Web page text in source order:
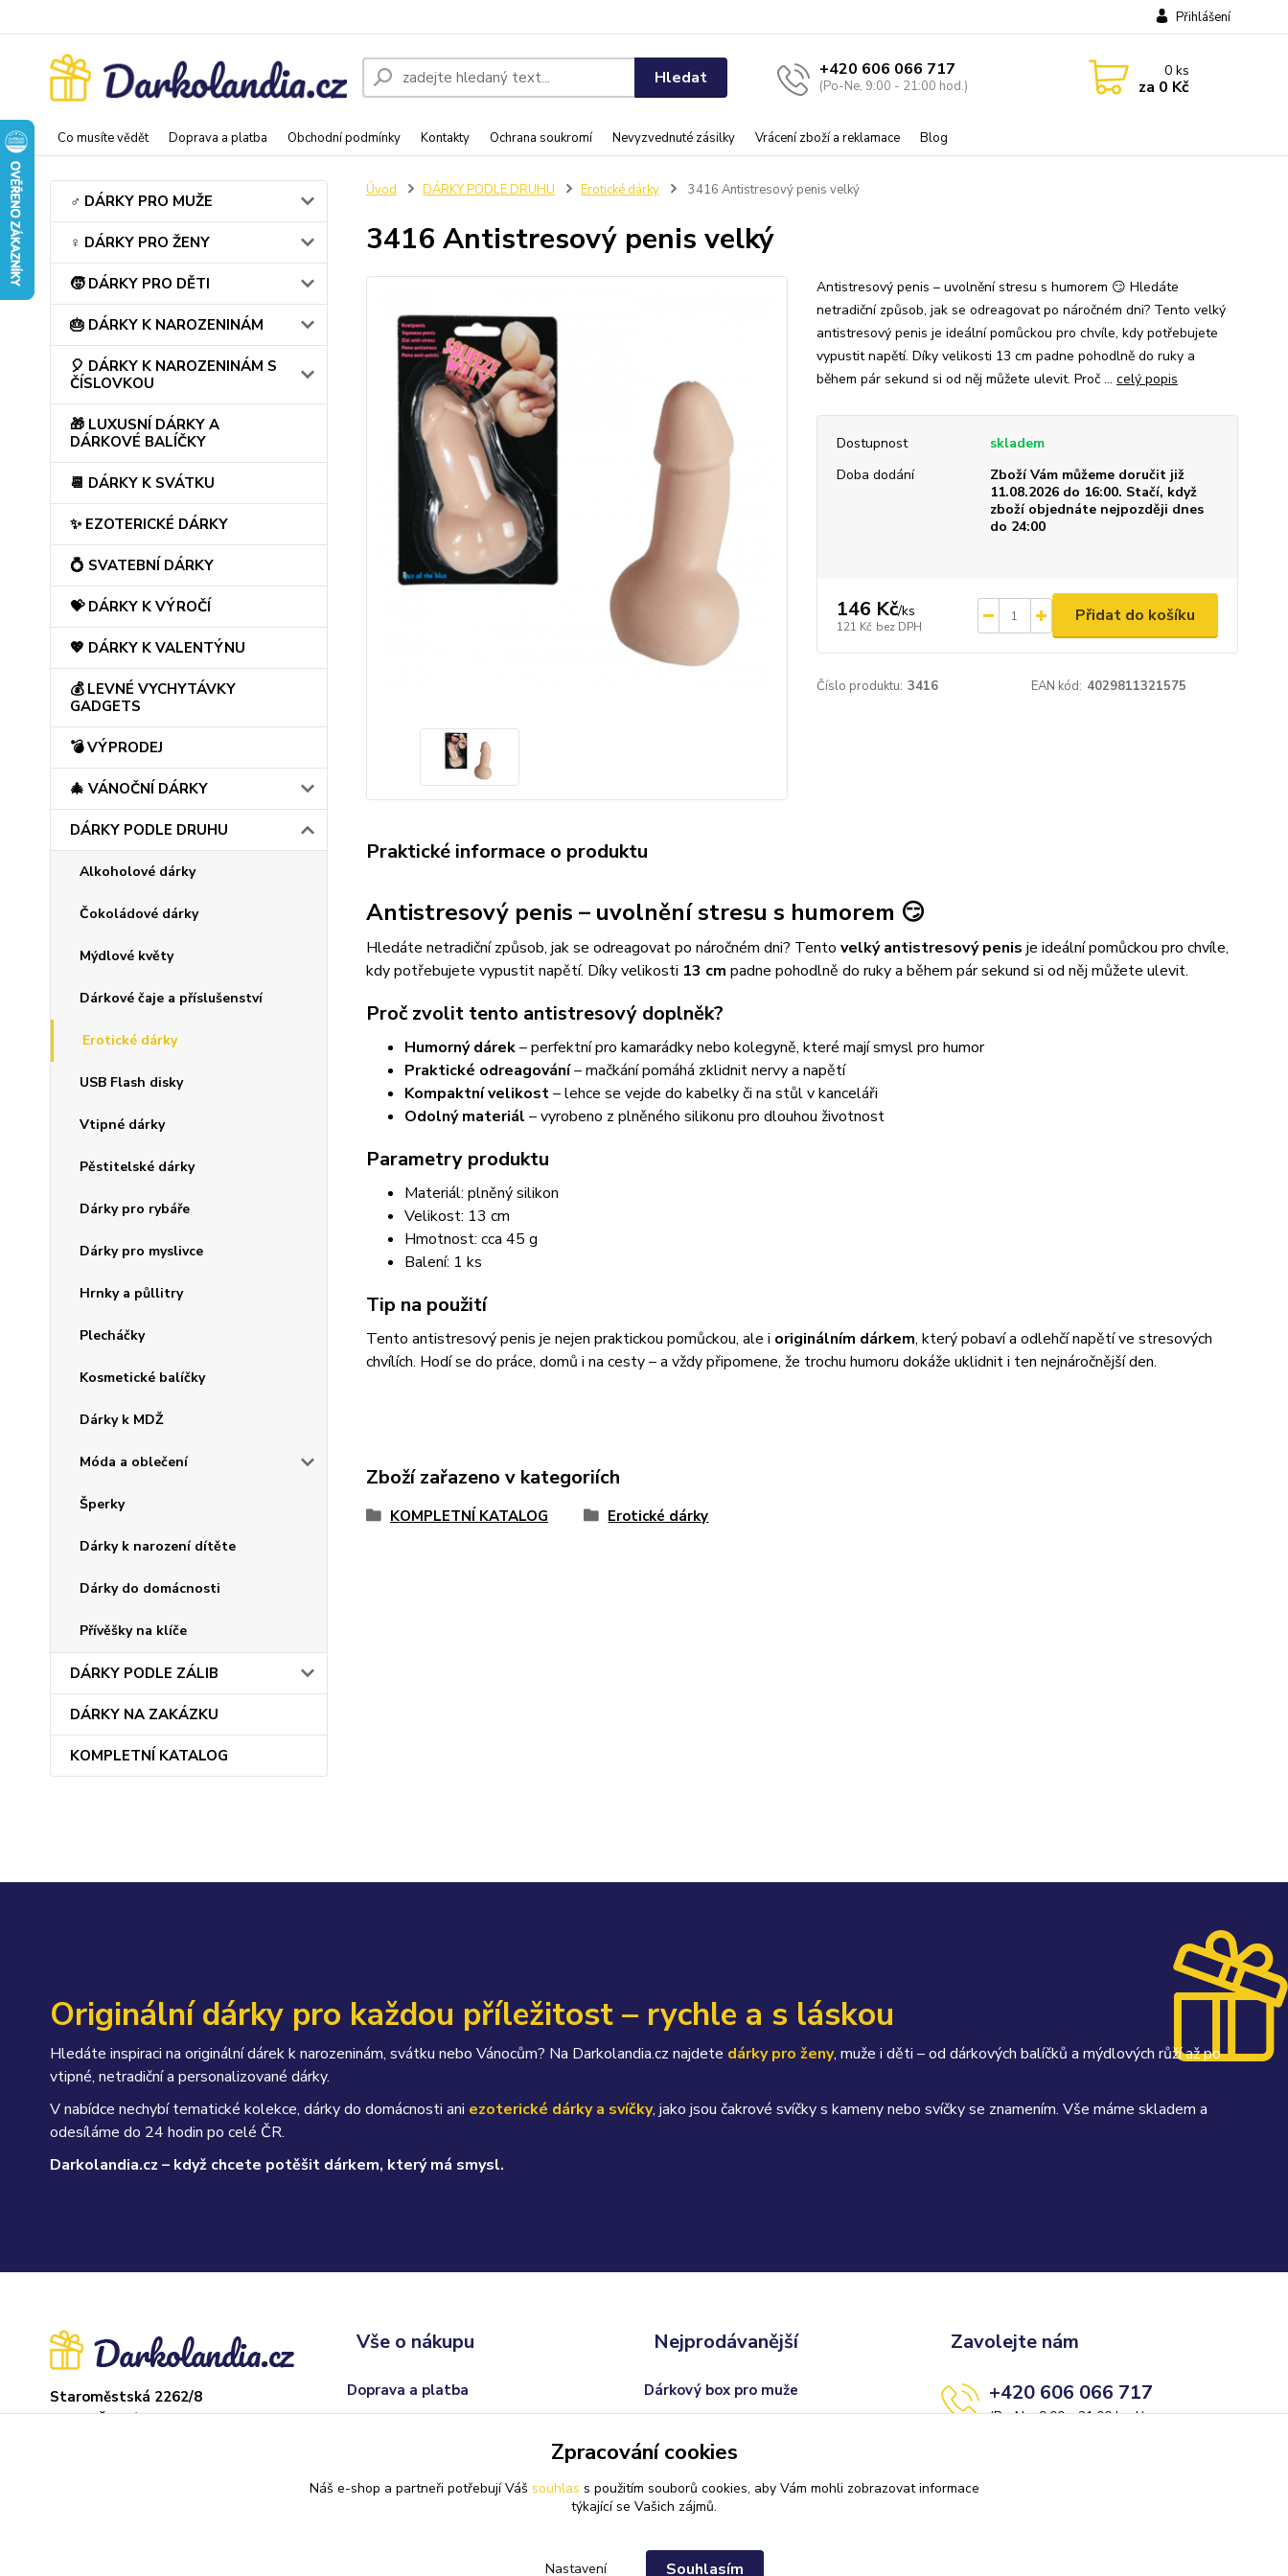
Co musíte vědět Doprava a platba Obchodní podmínky Kontakty Ochrana soukromí Nevyzvednuté zásilky Vrácení zboží a reklamace Blog
Přihlášení
Hledat +420 606 066 717
(Po-Ne, 9:00 - 21:00 hod.)
0ks
za 0 Kč
♂️ DÁRKY PRO MUŽE
♀️ DÁRKY PRO ŽENY
🧒 DÁRKY PRO DĚTI
🎂 DÁRKY K NAROZENINÁM
🎈 DÁRKY K NAROZENINÁM S
ČÍSLOVKOU
🎁 LUXUSNÍ DÁRKY A
DÁRKOVÉ BALÍČKY
📆 DÁRKY K SVÁTKU
✨ EZOTERICKÉ DÁRKY
💍 SVATEBNÍ DÁRKY
💝 DÁRKY K VÝROČÍ
💖 DÁRKY K VALENTÝNU
💰 LEVNÉ VYCHYTÁVKY
GADGETS
💣 VÝPRODEJ
🎄 VÁNOČNÍ DÁRKY
DÁRKY PODLE DRUHU
Alkoholové dárky
Čokoládové dárky
Mýdlové květy
Dárkové čaje a příslušenství
Erotické dárky
USB Flash disky
Vtipné dárky
Pěstitelské dárky
Dárky pro rybáře
Dárky pro myslivce
Hrnky a půllitry
Plecháčky
Kosmetické balíčky
Dárky k MDŽ
Móda a oblečení
Šperky
Dárky k narození dítěte
Dárky do domácnosti
Přívěšky na klíče
DÁRKY PODLE ZÁLIB
DÁRKY NA ZAKÁZKU
KOMPLETNÍ KATALOG
Úvod DÁRKY PODLE DRUHU Erotické dárky 3416 Antistresový penis velký
3416 Antistresový penis velký
Antistresový penis – uvolnění stresu s humorem 😏 Hledáte
netradiční způsob, jak se odreagovat po náročném dni? Tento velký
antistresový penis je ideální pomůckou pro chvíle, kdy potřebujete
vypustit napětí. Díky velikosti 13 cm padne pohodlně do ruky a
během pár sekund si od něj můžete ulevit. Proč ... celý popis
Dostupnost
skladem
Doba dodání
Zboží Vám můžeme doručit již
11.08.2026 do 16:00. Stačí, když
zboží objednáte nejpozději dnes
do 24:00
146 Kč/ks
121 Kč bez DPH
Přidat do košíku
Číslo produktu: 3416 EAN kód: 4029811321575
Praktické informace o produktu
Antistresový penis – uvolnění stresu s humorem 😏
Hledáte netradiční způsob, jak se odreagovat po náročném dni? Tento velký antistresový penis je ideální pomůckou pro chvíle,
kdy potřebujete vypustit napětí. Díky velikosti 13 cm padne pohodlně do ruky a během pár sekund si od něj můžete ulevit.
Proč zvolit tento antistresový doplněk?
Humorný dárek– perfektní pro kamarádky nebo kolegyně, které mají smysl pro humor
Praktické odreagování– mačkání pomáhá zklidnit nervy a napětí
Kompaktní velikost– lehce se vejde do kabelky či na stůl v kanceláři
Odolný materiál – vyrobeno z plněného silikonu pro dlouhou životnost
Parametry produktu
Materiál: plněný silikon
Velikost: 13 cm
Hmotnost: cca 45 g
Balení: 1 ks
Tip na použití
Tento antistresový penis je nejen praktickou pomůckou, ale i originálním dárkem, který pobaví a odlehčí napětí ve stresových
chvílích. Hodí se do práce, domů i na cesty – a vždy připomene, že trochu humoru dokáže uklidnit i ten nejnáročnější den.
Zboží zařazeno v kategoriích
KOMPLETNÍ KATALOG Erotické dárky
Originální dárky pro každou příležitost – rychle a s láskou
Hledáte inspiraci na originální dárek k narozeninám, svátku nebo Vánocům? Na Darkolandia.cz najdete dárky pro ženy, muže i děti – od dárkových balíčků a mýdlových růží až po
vtipné, netradiční a personalizované dárky.
V nabídce nechybí tematické kolekce, dárky do domácnosti ani ezoterické dárky a svíčky, jako jsou čakrové svíčky s kameny nebo svíčky se znamením. Vše máme skladem a
odesíláme do 24 hodin po celé ČR.
Darkolandia.cz – když chcete potěšit dárkem, který má smysl.
Staroměstská 2262/8
37004 České Budějovice
Vše o nákupu
Doprava a platba
Nejprodávanější
Dárkový box pro muže
Svatební skleničky na sekt
Zavolejte nám
+420 606 066 717
(Po-Ne, 9:00 - 21:00 hod.)
Zpracování cookies
Náš e-shop a partneři potřebují Váš souhlas s použitím souborů cookies, aby Vám mohli zobrazovat informace
týkající se Vašich zájmů.
Nastavení Souhlasím